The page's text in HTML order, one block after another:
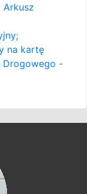
Arkusz
na kartę
Drogowego -